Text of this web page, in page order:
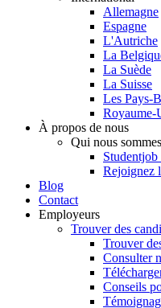
Allemagne
Espagne
L'Autriche
La
La Suède
La Suisse
Les Pays-
Royaume-
À propos de nous
Qui nous sommes
Studentjob
Rejoignez
Blog
Contact
Employeurs
Trouver des
Trouver
Consulter
Conseils